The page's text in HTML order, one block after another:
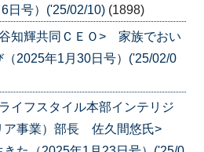
日号）('25/02/10) (1898)
知輝共同ＣＥＯ> 家族でおい
（2025年1月30日号）('25/02/0
フスタイル本部インテリジ
ア事業）部長 佐久間悠氏>